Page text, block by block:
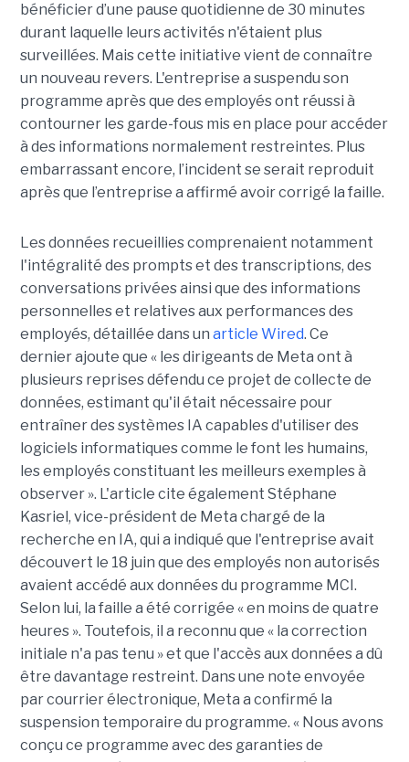
bénéficier d’une pause quotidienne de 30 minutes
durant laquelle leurs activités n'étaient plus
surveillées. Mais cette initiative vient de connaître
un nouveau revers. L'entreprise a suspendu son
programme après que des employés ont réussi à
contourner les garde-fous mis en place pour accéder
à des informations normalement restreintes. Plus
embarrassant encore, l’incident se serait reproduit
après que l’entreprise a affirmé avoir corrigé la faille.
Les données recueillies comprenaient notamment
l'intégralité des prompts et des transcriptions, des
conversations privées ainsi que des informations
personnelles et relatives aux performances des
employés, détaillée dans un article Wired. Ce
dernier ajoute que « les dirigeants de Meta ont à
plusieurs reprises défendu ce projet de collecte de
données, estimant qu'il était nécessaire pour
entraîner des systèmes IA capables d'utiliser des
logiciels informatiques comme le font les humains,
les employés constituant les meilleurs exemples à
observer ». L'article cite également Stéphane
Kasriel, vice-président de Meta chargé de la
recherche en IA, qui a indiqué que l'entreprise avait
découvert le 18 juin que des employés non autorisés
avaient accédé aux données du programme MCI.
Selon lui, la faille a été corrigée « en moins de quatre
heures ». Toutefois, il a reconnu que « la correction
initiale n'a pas tenu » et que l'accès aux données a dû
être davantage restreint. Dans une note envoyée
par courrier électronique, Meta a confirmé la
suspension temporaire du programme. « Nous avons
conçu ce programme avec des garanties de